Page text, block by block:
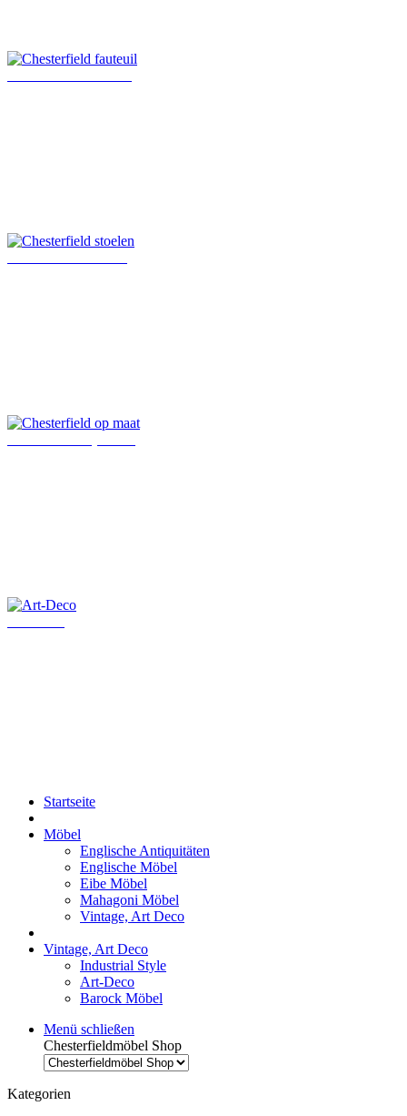
Startseite
Möbel
Englische Antiquitäten
Englische Möbel
Eibe Möbel
Mahagoni Möbel
Vintage, Art Deco
Vintage, Art Deco
Industrial Style
Art-Deco
Barock Möbel
Menü schließen
Chesterfieldmöbel Shop
Kategorien